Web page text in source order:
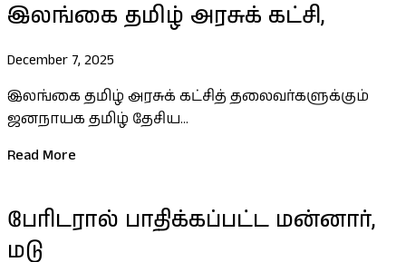
இலங்கை தமிழ் அரசுக் கட்சி,
December 7, 2025
இலங்கை தமிழ் அரசுக் கட்சித் தலைவர்களுக்கும்
ஜனநாயக தமிழ் தேசிய...
Read More
பேரிடரால் பாதிக்கப்பட்ட மன்னார்,
மடு